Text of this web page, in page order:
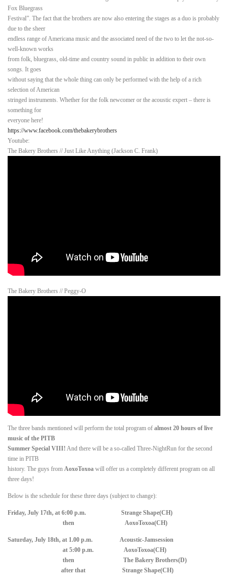
Fox Bluegrass
Festival”. The fact that the brothers are now also entering the stages as a duo is probably
due to the sheer
endless range of Americana music and the associated need of the two to let the not-so-
well-known works
from folk, bluegrass, old-time and country sound in public in addition to their own
songs. It goes
without saying that the whole thing can only be performed with the help of a rich
selection of American
stringed instruments. Whether for the folk newcomer or the acoustic expert – there is
something for
everyone here!
https://www.facebook.com/thebakerybrothers
Youtube:
The Bakery Brothers // Just Like Anything (Jackson C. Frank)
The Bakery Brothers // Peggy-O
The three bands mentioned will perform the total program of almost 20 hours of live
music of the PITB
Summer Special VIII! And there will be a so-called Three-NightRun for the second
time in PITB
history. The guys from AoxoToxoa will offer us a completely different program on all
three days!
Below is the schedule for these three days (subject to change):
Friday, July 17th, at 6:00 p.m. Strange Shape(CH)
then AoxoToxoa(CH)
Saturday, July 18th, at 1.00 p.m. Acoustic-Jamsession
at 5:00 p.m. AoxoToxoa(CH)
then The Bakery Brothers(D)
after that Strange Shape(CH)